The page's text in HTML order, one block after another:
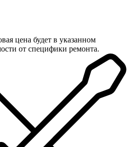
цена будет в указанном
от специфики ремонта.